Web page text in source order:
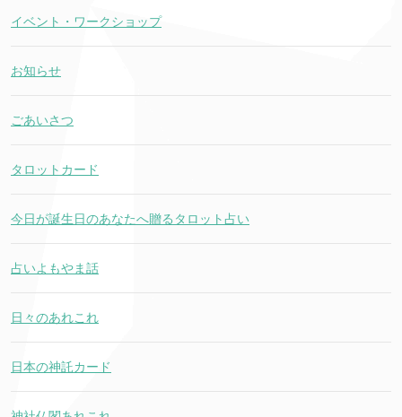
イベント・ワークショップ
お知らせ
ごあいさつ
タロットカード
今日が誕生日のあなたへ贈るタロット占い
占いよもやま話
日々のあれこれ
日本の神託カード